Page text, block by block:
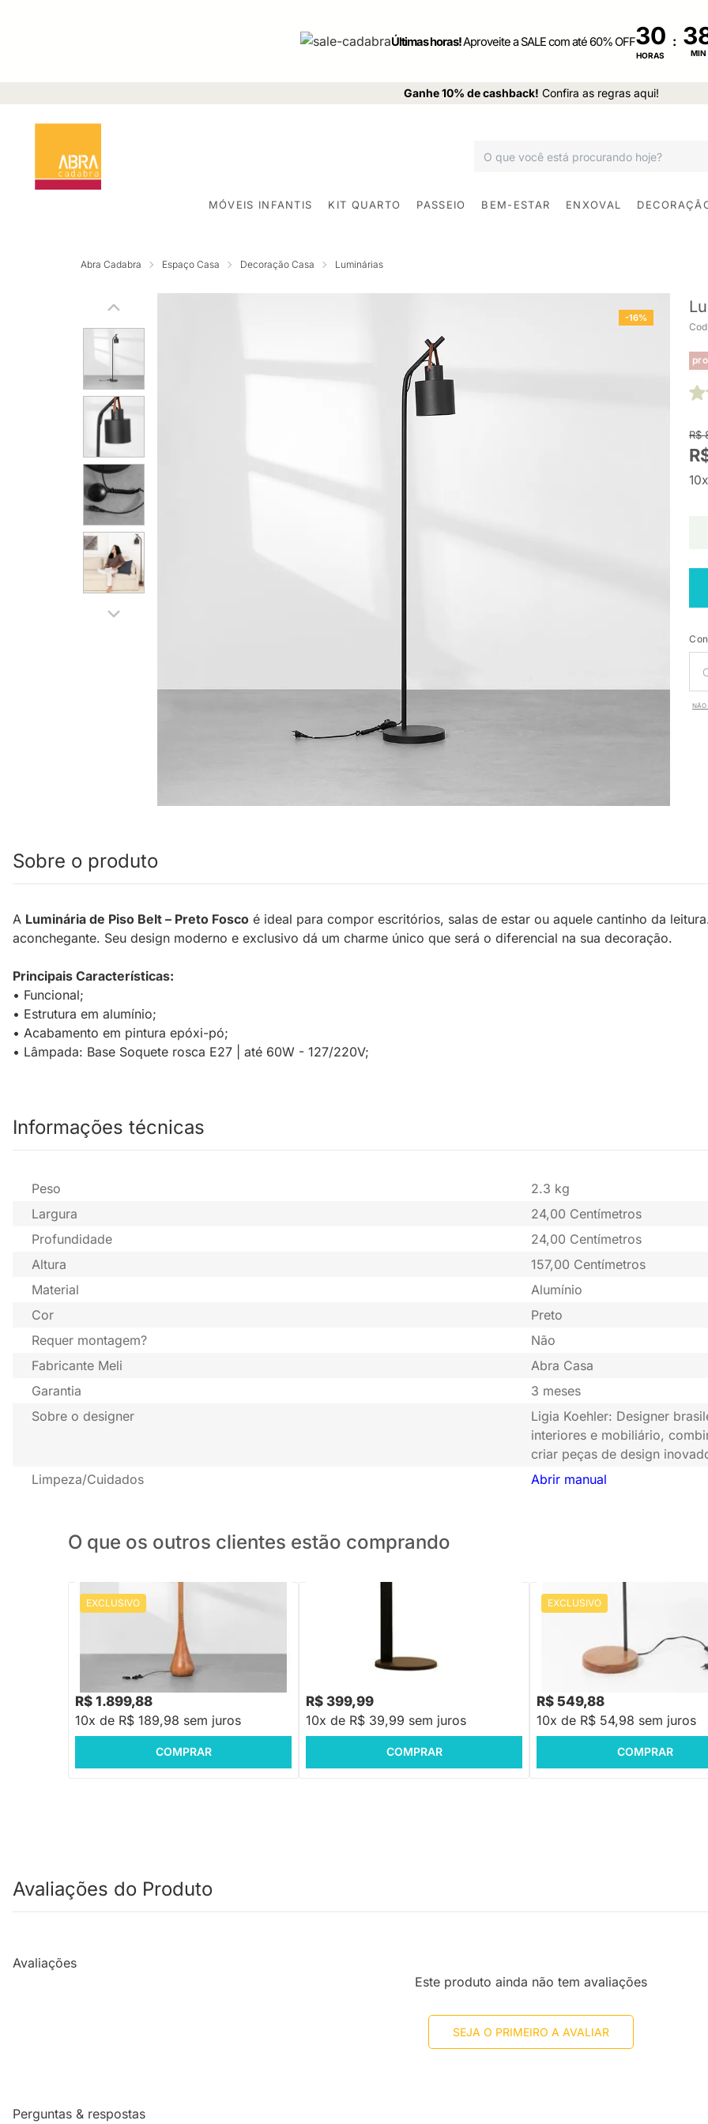
Últimas horas!Aproveite a SALE com até 60% OFF30
HORAS
:
MIN
Ganhe 10% de cashback! Confira as regras aqui!
MÓVEIS INFANTIS KIT QUARTO PASSEIO BEM-ESTAR ENXOVAL
Abra Cadabra Espaço Casa Decoração Casa Luminárias
-16%
R$
NÃO
Sobre o produto
A Luminária de Piso Belt – Preto Fosco é ideal para compor escritórios, salas de estar ou aquele cantinho da
aconchegante. Seu design moderno e exclusivo dá um charme único que será o diferencial na sua decoração.
Principais Características:
• Funcional;
• Estrutura em alumínio;
• Acabamento em pintura epóxi-pó;
• Lâmpada: Base Soquete rosca E27 | até 60W - 127/220V;
Informações técnicas
Peso
2.3 kg
Largura
24,00 Centímetros
Profundidade
24,00 Centímetros
Altura
157,00 Centímetros
Material
Alumínio
Cor
Preto
Requer montagem?
Não
Fabricante Meli
Abra Casa
Garantia
3 meses
Sobre o designer
Ligia Koehler: Designer
interiores e mobiliário,
criar peças de design
Limpeza/Cuidados
Abrir manual
O que os outros clientes estão comprando
EXCLUSIVO
Luminária de Piso Drop - Nozes
R$ 2.279,88 Economize R$ 380
R$ 1.899,88
10x de R$ 189,98 sem juros
COMPRAR
R$ 399,99
10x de R$ 39,99 sem juros
COMPRAR
EXCLUSIVO
Luminária de Mesa Navona
R$ 549,88
10x de R$ 54,98 sem juros
COMPRAR
Avaliações do Produto
Avaliações
Este produto ainda não tem avaliações
SEJA O PRIMEIRO A AVALIAR
Perguntas & respostas